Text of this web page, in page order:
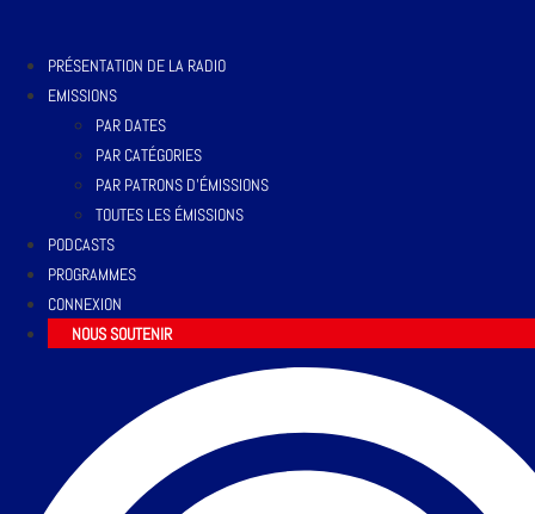
PRÉSENTATION DE LA RADIO
EMISSIONS
PAR DATES
PAR CATÉGORIES
PAR PATRONS D’ÉMISSIONS
TOUTES LES ÉMISSIONS
PODCASTS
PROGRAMMES
CONNEXION
NOUS SOUTENIR